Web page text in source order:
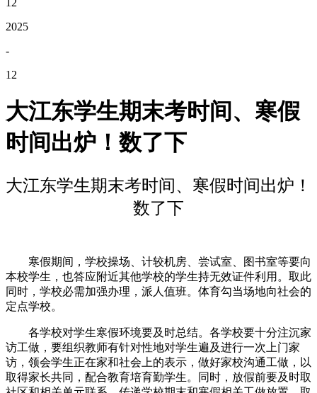
12
2025
-
12
大江东学生期末考时间、寒假
时间出炉！数了下
大江东学生期末考时间、寒假时间出炉！
数了下
寒假期间，学校操场、计较机房、尝试室、图书室等要向
本校学生，也答应附近其他学校的学生持无效证件利用。取此
同时，学校必需加强办理，派人值班。体育勾当场地向社会的
定点学校。
各学校对学生寒假环境要及时总结。各学校要十分注沉家
访工做，要组织教师有针对性地对学生遍及进行一次上门家
访，领会学生正在家和社会上的表示，做好家校沟通工做，以
取得家长共同，配合教育培育勤学生。同时，放假前要及时取